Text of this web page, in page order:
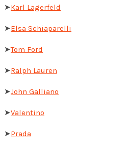
➤Karl Lagerfeld
➤Elsa Schiaparelli
➤Tom Ford
➤Ralph Lauren
➤John Galliano
➤Valentino
➤Prada